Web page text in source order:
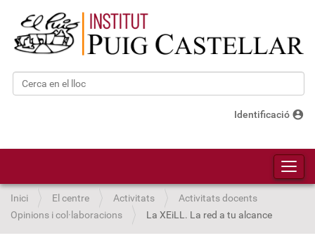
Cerca
Identificació account_circle
Inici El centre Activitats
Activitats docents
Opinions i col·laboracions
La XEiLL. La red a tu alcance